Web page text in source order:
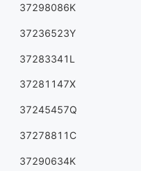
37298086K
37236523Y
37283341L
37281147X
37245457Q
37278811C
37290634K